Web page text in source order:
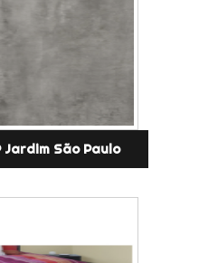
Jardim São Paulo